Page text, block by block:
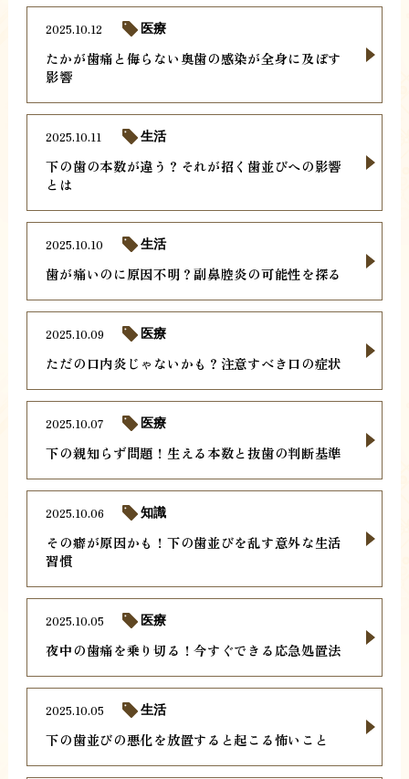
たかが歯痛と侮らない奥歯の感染が全身に及ぼす
影響
2025.10.12 医療
下の歯の本数が違う？それが招く歯並びへの影響
とは
2025.10.11 生活
歯が痛いのに原因不明？副鼻腔炎の可能性を探る
2025.10.10 生活
ただの口内炎じゃないかも？注意すべき口の症状
2025.10.09 医療
下の親知らず問題！生える本数と抜歯の判断基準
2025.10.07 医療
その癖が原因かも！下の歯並びを乱す意外な生活
習慣
2025.10.06 知識
夜中の歯痛を乗り切る！今すぐできる応急処置法
2025.10.05 医療
下の歯並びの悪化を放置すると起こる怖いこと
2025.10.05 生活